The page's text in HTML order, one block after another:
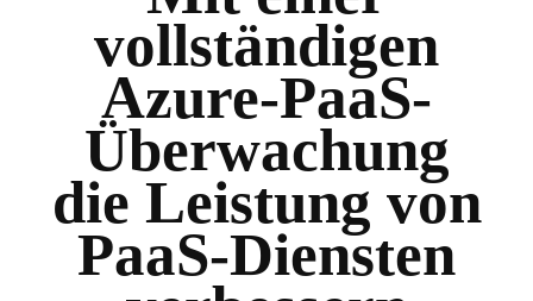
vollständigen
Azure-PaaS-
Überwachung
die Leistung von
PaaS-Diensten